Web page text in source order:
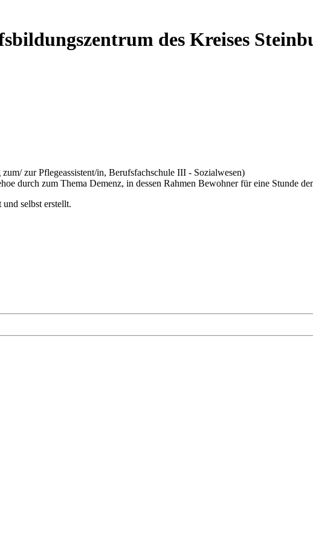
des Kreises
zur Pflegeassistent/in, Berufsfachschule III - Sozialwesen)
durch zum Thema Demenz, in dessen Rahmen Bewohner für eine Stunde
selbst erstellt.